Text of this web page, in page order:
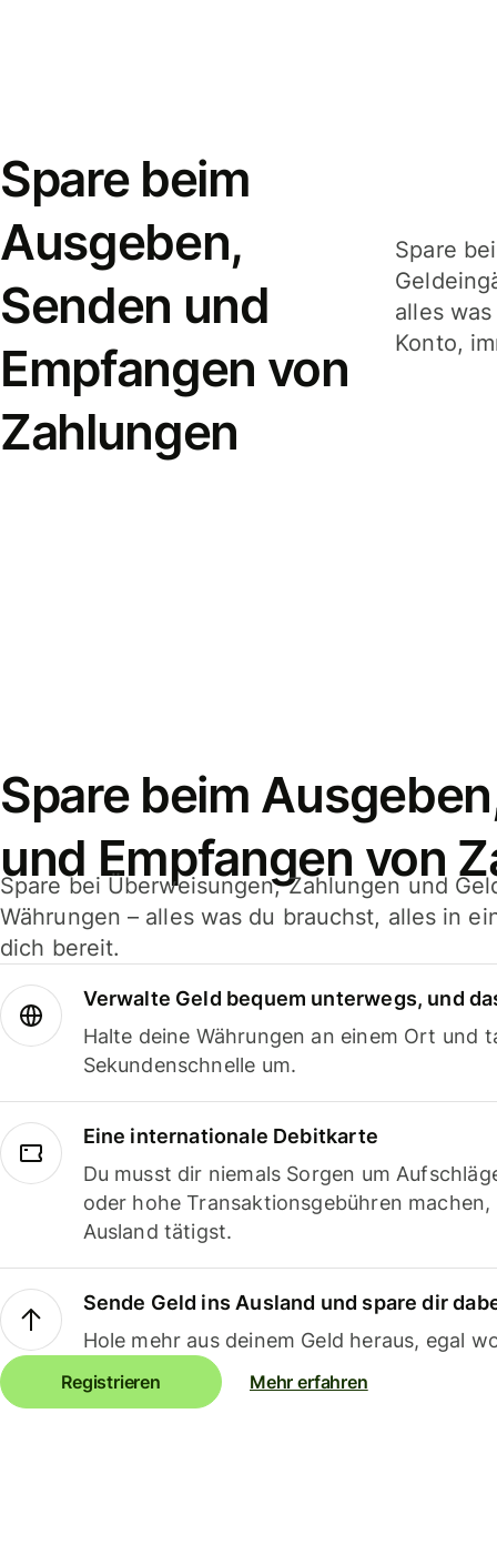
Spare beim
Ausgeben,
Senden und
Empfangen von
Zahlungen
Spare
alles
Konto,
Spare beim
und Empfangen von
Spare bei Überweisungen, Zahlungen und
Währungen – alles was du brauchst, alles in
dich bereit.
Verwalte Geld bequem unterwegs, und
Halte deine Währungen an einem Ort und
Sekundenschnelle um.
Eine internationale Debitkarte
Du musst dir niemals Sorgen um
oder hohe Transaktionsgebühren
Ausland tätigst.
Sende Geld ins Ausland und spare dir
Hole mehr aus deinem Geld heraus, egal
Registrieren Mehr erfahren